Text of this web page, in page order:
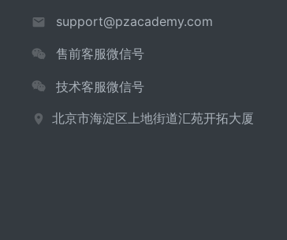
support@pzacademy.com
售前客服微信号
技术客服微信号
北京市海淀区上地街道汇苑开拓大厦